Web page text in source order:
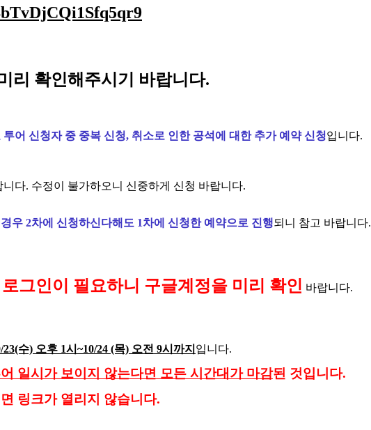
리 확인해주시기 바랍니다.
투어 신청자 중 중복 신청, 취소로 인한 공석에 대한 추가 예약 신청입니다.
니다. 수정이 불가하오니 신중하게 신청 바랍니다.
우 2차에 신청하신다해도 1차에 신청한 예약으로 진행되니 참고 바랍니다.
그인이 필요하니 구글계정을 미리 확인 바랍니다.
23(수) 오후 1시~10/24 (목) 오전 9시까지 입니다.
일시가 보이지 않는다면 모든 시간대가 마감된 것입니다.
링크가 열리지 않습니다.